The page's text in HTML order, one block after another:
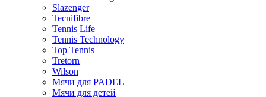
Slazenger
Tecnifibre
Tennis Life
Tennis Technology
Top Tennis
Tretorn
Wilson
Мячи для PADEL
Мячи для детей